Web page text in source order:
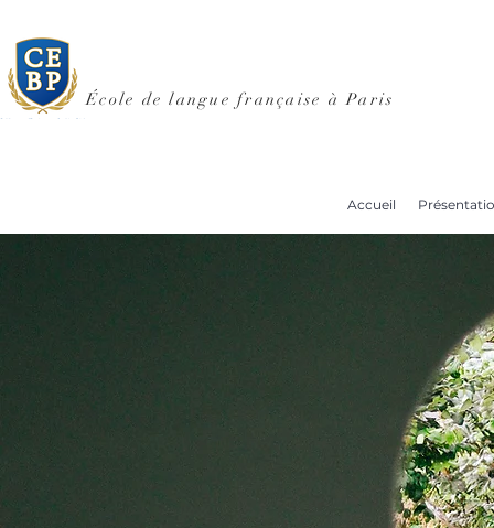
École de langue française à Paris
Accueil